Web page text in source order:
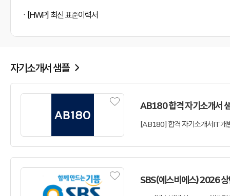
[HWP] 최신 표준이력서
자기소개서 샘플
AB180 합격 자기소개서
SBS(에스비에스) 2026